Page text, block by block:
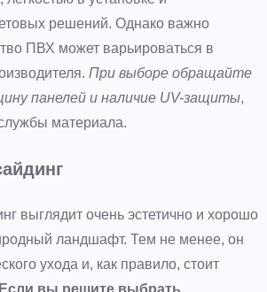
решений. Однако важно
ПВХ может варьироваться в
При выборе обращайте
панелей и наличие UV-защиты,
материала.
выглядит очень эстетично и хорошо
ландшафт. Тем не менее, он
ухода и, как правило, стоит
Если вы решите выбрать